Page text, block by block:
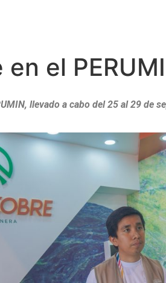
el
llevado a cabo del 25 al 29 de